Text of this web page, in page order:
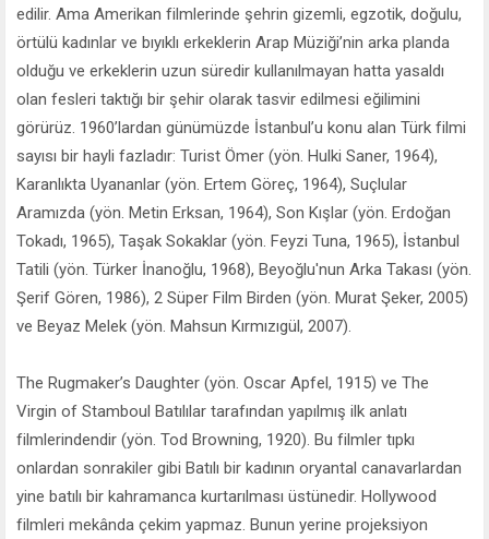
edilir. Ama Amerikan filmlerinde şehrin gizemli, egzotik, doğulu,
örtülü kadınlar ve bıyıklı erkeklerin Arap Müziği’nin arka planda
olduğu ve erkeklerin uzun süredir kullanılmayan hatta yasaldı
olan fesleri taktığı bir şehir olarak tasvir edilmesi eğilimini
görürüz. 1960’lardan günümüzde İstanbul’u konu alan Türk filmi
sayısı bir hayli fazladır: Turist Ömer (yön. Hulki Saner, 1964),
Karanlıkta Uyananlar (yön. Ertem Göreç, 1964), Suçlular
Aramızda (yön. Metin Erksan, 1964), Son Kışlar (yön. Erdoğan
Tokadı, 1965), Taşak Sokaklar (yön. Feyzi Tuna, 1965), İstanbul
Tatili (yön. Türker İnanoğlu, 1968), Beyoğlu'nun Arka Takası (yön.
Şerif Gören, 1986), 2 Süper Film Birden (yön. Murat Şeker, 2005)
ve Beyaz Melek (yön. Mahsun Kırmızıgül, 2007).
The Rugmaker’s Daughter (yön. Oscar Apfel, 1915) ve The
Virgin of Stamboul Batılılar tarafından yapılmış ilk anlatı
filmlerindendir (yön. Tod Browning, 1920). Bu filmler tıpkı
onlardan sonrakiler gibi Batılı bir kadının oryantal canavarlardan
yine batılı bir kahramanca kurtarılması üstünedir. Hollywood
filmleri mekânda çekim yapmaz. Bunun yerine projeksiyon